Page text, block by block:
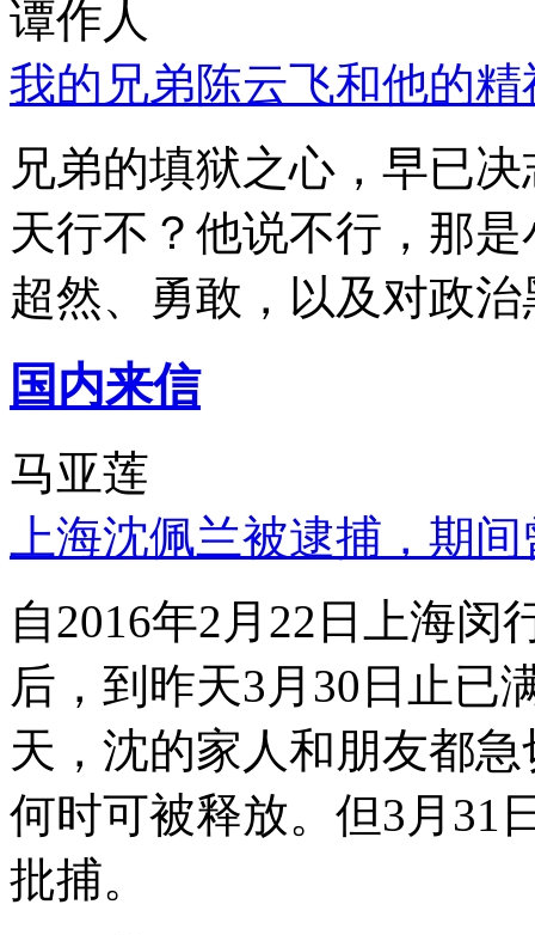
谭作人
我的兄弟陈云飞和他的
兄弟的填狱之心，早已
天行不？他说不行，那
超然、勇敢，以及对政
国内来信
马亚莲
上海沈佩兰被逮捕，期
自2016年2月22日上海
后，到昨天3月30日止已
天，沈的家人和朋友都
何时可被释放。但3月31
批捕。